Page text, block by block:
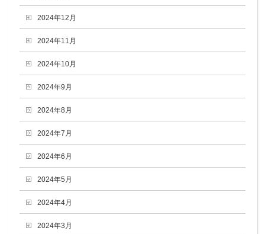
2024年12月
2024年11月
2024年10月
2024年9月
2024年8月
2024年7月
2024年6月
2024年5月
2024年4月
2024年3月